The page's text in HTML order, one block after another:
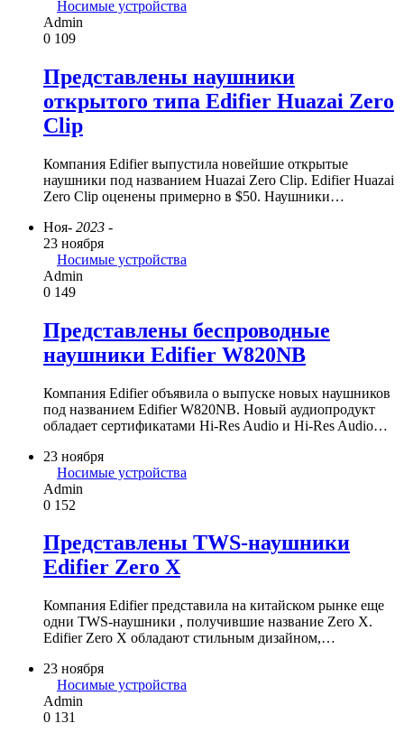
Носимые устройства
Admin
0 109
Представлены наушники
открытого типа Edifier Huazai Zero
Clip
Компания Edifier выпустила новейшие открытые
наушники под названием Huazai Zero Clip. Edifier Huazai
Zero Clip оценены примерно в $50. Наушники…
Ноя- 2023 -
23 ноября
Носимые устройства
Admin
0 149
Представлены беспроводные
наушники Edifier W820NB
Компания Edifier объявила о выпуске новых наушников
под названием Edifier W820NB. Новый аудиопродукт
обладает сертификатами Hi-Res Audio и Hi-Res Audio…
23 ноября
Носимые устройства
Admin
0 152
Представлены TWS-наушники
Edifier Zero X
Компания Edifier представила на китайском рынке еще
одни TWS-наушники , получившие название Zero X.
Edifier Zero X обладают стильным дизайном,…
23 ноября
Носимые устройства
Admin
0 131